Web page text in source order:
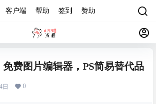
客户端 帮助 签到 赞助
免费图片编辑器，PS简易替代品
日 0